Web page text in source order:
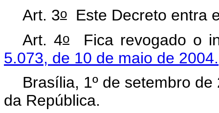
Art. 3oEste Decreto entra
Art. 4o
Fica revogado o
5.073, de 10 de maio de 2004.
Brasília, 1º de setembro de
da República.